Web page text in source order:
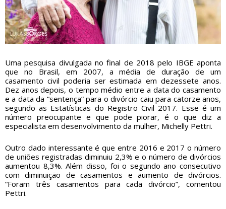
Uma pesquisa divulgada no final de 2018 pelo IBGE aponta
que no Brasil, em 2007, a média de duração de um
casamento civil poderia ser estimada em dezessete anos.
Dez anos depois, o tempo médio entre a data do casamento
e a data da “sentença” para o divórcio caiu para catorze anos,
segundo as Estatísticas do Registro Civil 2017. Esse é um
número preocupante e que pode piorar, é o que diz a
especialista em desenvolvimento da mulher, Michelly Pettri.
Outro dado interessante é que entre 2016 e 2017 o número
de uniões registradas diminuiu 2,3% e o número de divórcios
aumentou 8,3%. Além disso, foi o segundo ano consecutivo
com diminuição de casamentos e aumento de divórcios.
“Foram três casamentos para cada divórcio”, comentou
Pettri.